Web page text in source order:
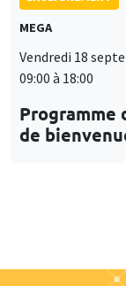
MEGA
Vendredi 18
09:00 à 18:00
Programme
de